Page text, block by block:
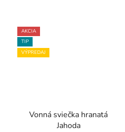
AKCIA
TIP
VÝPREDAJ
Vonná sviečka hranatá
Jahoda